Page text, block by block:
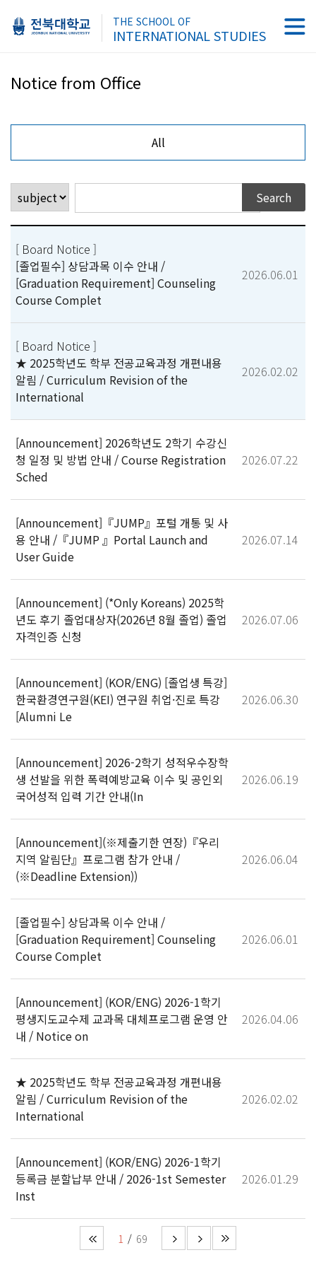
THE SCHOOL OF
INTERNATIONAL STUDIES
Notice from Office
All
[ Board Notice ]
[졸업필수] 상담과목 이수 안내 /
[Graduation Requirement] Counseling
Course Complet
2026.06.01
[ Board Notice ]
★ 2025학년도 학부 전공교육과정 개편내용
알림 / Curriculum Revision of the
International
2026.02.02
[Announcement] 2026학년도 2학기 수강신
청 일정 및 방법 안내 / Course Registration
Sched
2026.07.22
[Announcement]『JUMP』포털 개통 및 사
용 안내 /『JUMP 』Portal Launch and
User Guide
2026.07.14
[Announcement] (*Only Koreans) 2025학
년도 후기 졸업대상자(2026년 8월 졸업) 졸업
자격인증 신청
2026.07.06
[Announcement] (KOR/ENG) [졸업생 특강]
한국환경연구원(KEI) 연구원 취업·진로 특강
[Alumni Le
2026.06.30
[Announcement] 2026-2학기 성적우수장학
생 선발을 위한 폭력예방교육 이수 및 공인외
국어성적 입력 기간 안내(In
2026.06.19
[Announcement](※제출기한 연장)『우리
지역 알림단』프로그램 참가 안내 /
(※Deadline Extension))
2026.06.04
[졸업필수] 상담과목 이수 안내 /
[Graduation Requirement] Counseling
Course Complet
2026.06.01
[Announcement] (KOR/ENG) 2026-1학기
평생지도교수제 교과목 대체프로그램 운영 안
내 / Notice on
2026.04.06
★ 2025학년도 학부 전공교육과정 개편내용
알림 / Curriculum Revision of the
International
2026.02.02
[Announcement] (KOR/ENG) 2026-1학기
등록금 분할납부 안내 / 2026-1st Semester
Inst
2026.01.29
1 69